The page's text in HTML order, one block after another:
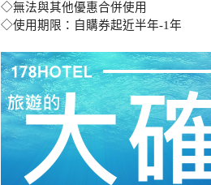
◇無法與其他優惠合併使用
◇使用期限：自購券起近半年-1年